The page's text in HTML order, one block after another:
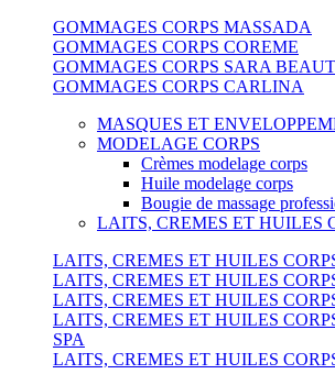
GOMMAGES CORPS MASSADA
GOMMAGES CORPS COREME
GOMMAGES CORPS SARA
GOMMAGES CORPS CARLINA
MASQUES ET
MODELAGE CORPS
Crèmes modelage corps
Huile modelage corps
Bougie de massage
LAITS, CREMES ET HUILES
LAITS, CREMES ET HUILES
LAITS, CREMES ET HUILES
LAITS, CREMES ET HUILES
LAITS, CREMES ET HUILES
SPA
LAITS, CREMES ET HUILES